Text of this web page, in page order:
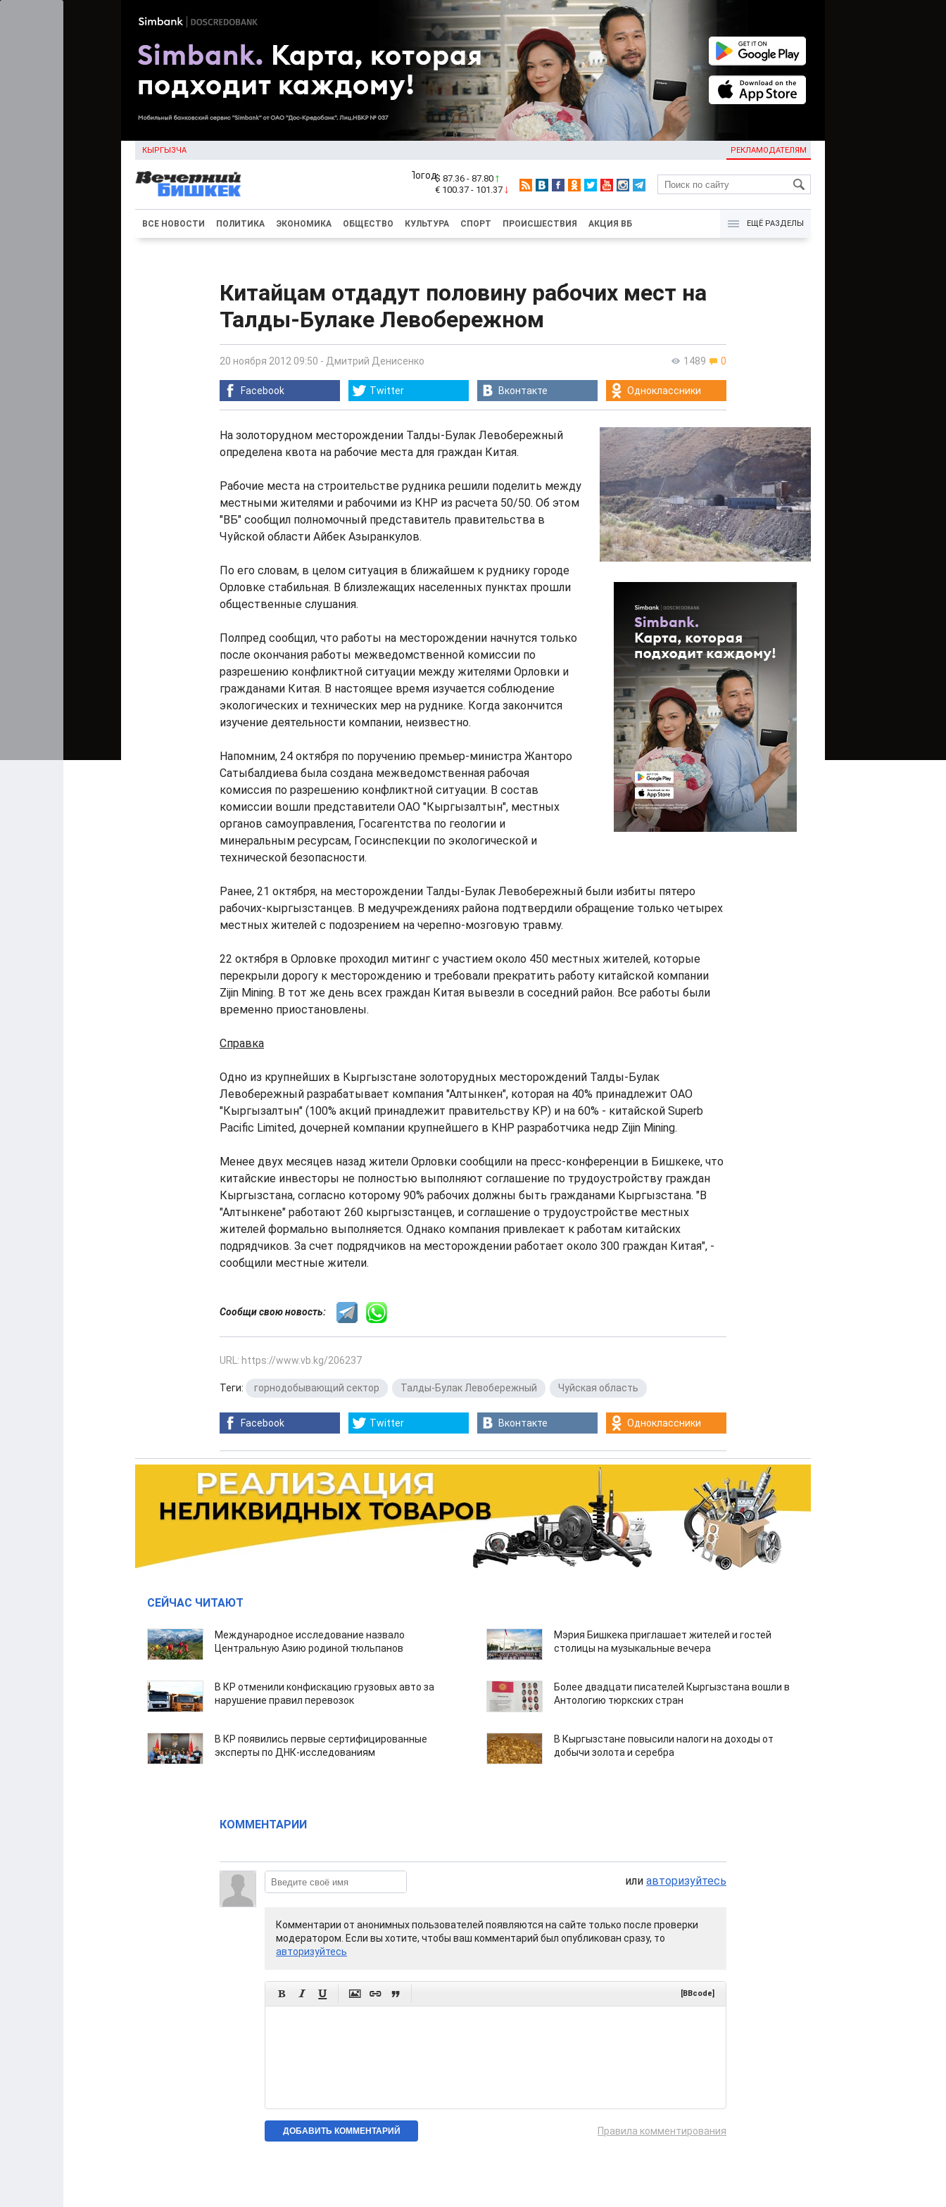
КЫРГЫЗЧА РЕКЛАМОДАТЕЛЯМ
KG
$ 87.36 - 87.80
€ 100.37 - 101.37
ВСЕ НОВОСТИ ПОЛИТИКА ЭКОНОМИКА ОБЩЕСТВО КУЛЬТУРА СПОРТ ПРОИСШЕСТВИЯ АКЦИЯ ВБ ЕЩЁ РАЗДЕЛЫ
Китайцам отдадут половину рабочих мест на
Талды-Булаке Левобережном
1489 0
20 ноября 2012 09:50 - Дмитрий Денисенко
Facebook Twitter Вконтакте Одноклассники
На золоторудном месторождении Талды-Булак Левобережный
определена квота на рабочие места для граждан Китая.
Рабочие места на строительстве рудника решили поделить между
местными жителями и рабочими из КНР из расчета 50/50. Об этом
"ВБ" сообщил полномочный представитель правительства в
Чуйской области Айбек Азыранкулов.
По его словам, в целом ситуация в ближайшем к руднику городе
Орловке стабильная. В близлежащих населенных пунктах прошли
общественные слушания.
Полпред сообщил, что работы на месторождении начнутся только
после окончания работы межведомственной комиссии по
разрешению конфликтной ситуации между жителями Орловки и
гражданами Китая. В настоящее время изучается соблюдение
экологических и технических мер на руднике. Когда закончится
изучение деятельности компании, неизвестно.
Напомним, 24 октября по поручению премьер-министра Жанторо
Сатыбалдиева была создана межведомственная рабочая
комиссия по разрешению конфликтной ситуации. В состав
комиссии вошли представители ОАО "Кыргызалтын", местных
органов самоуправления, Госагентства по геологии и
минеральным ресурсам, Госинспекции по экологической и
технической безопасности.
Ранее, 21 октября, на месторождении Талды-Булак Левобережный были избиты пятеро
рабочих-кыргызстанцев. В медучреждениях района подтвердили обращение только четырех
местных жителей с подозрением на черепно-мозговую травму.
22 октября в Орловке проходил митинг с участием около 450 местных жителей, которые
перекрыли дорогу к месторождению и требовали прекратить работу китайской компании
Zijin Mining. В тот же день всех граждан Китая вывезли в соседний район. Все работы были
временно приостановлены.
Справка
Одно из крупнейших в Кыргызстане золоторудных месторождений Талды-Булак
Левобережный разрабатывает компания "Алтынкен", которая на 40% принадлежит ОАО
"Кыргызалтын" (100% акций принадлежит правительству КР) и на 60% - китайской Superb
Pacific Limited, дочерней компании крупнейшего в КНР разработчика недр Zijin Mining.
Менее двух месяцев назад жители Орловки сообщили на пресс-конференции в Бишкеке, что
китайские инвесторы не полностью выполняют соглашение по трудоустройству граждан
Кыргызстана, согласно которому 90% рабочих должны быть гражданами Кыргызстана. "В
"Алтынкене" работают 260 кыргызстанцев, и соглашение о трудоустройстве местных
жителей формально выполняется. Однако компания привлекает к работам китайских
подрядчиков. За счет подрядчиков на месторождении работает около 300 граждан Китая", -
сообщили местные жители.
Сообщи свою новость:
URL: https://www.vb.kg/206237
Теги: горнодобывающий сектор Талды-Булак Левобережный Чуйская область
Facebook Twitter Вконтакте Одноклассники
СЕЙЧАС ЧИТАЮТ
Международное исследование назвало
Центральную Азию родиной тюльпанов
Мэрия Бишкека приглашает жителей и гостей
столицы на музыкальные вечера
В КР отменили конфискацию грузовых авто за
нарушение правил перевозок
Более двадцати писателей Кыргызстана вошли в
Антологию тюркских стран
В КР появились первые сертифицированные
эксперты по ДНК-исследованиям
В Кыргызстане повысили налоги на доходы от
добычи золота и серебра
КОММЕНТАРИИ
или авторизуйтесь
Комментарии от анонимных пользователей появляются на сайте только после проверки
модератором. Если вы хотите, чтобы ваш комментарий был опубликован сразу, то
авторизуйтесь
      [BBcode]
Правила комментирования